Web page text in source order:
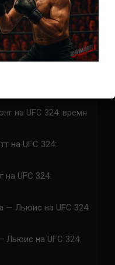
на UFC 324: время
на UFC 324:
UFC 324:
— Льюис на UFC 324:
Льюис на UFC 324: